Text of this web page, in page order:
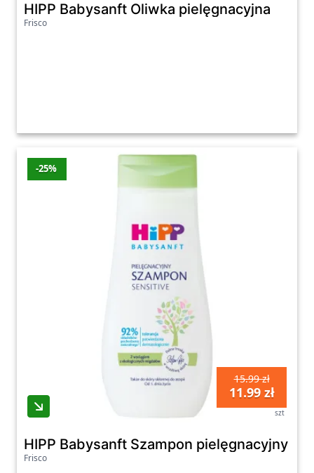
HIPP Babysanft Oliwka pielęgnacyjna
Frisco
-25%
15.99 zł
11.99 zł
szt
HIPP Babysanft Szampon pielęgnacyjny
Frisco